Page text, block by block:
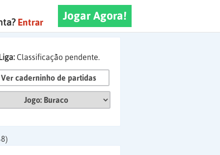
Jogar Agora!
Entrar
Classificação pendente.
Ver caderninho de partidas